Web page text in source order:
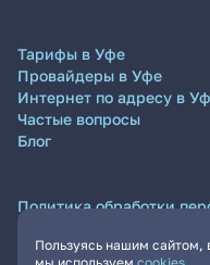
Пользуясь нашим сайтом,
Тарифы в Уфе
Провайдеры в Уфе
Интернет по адресу в
Частые вопросы
Блог
Политика обработки
Пользовательское